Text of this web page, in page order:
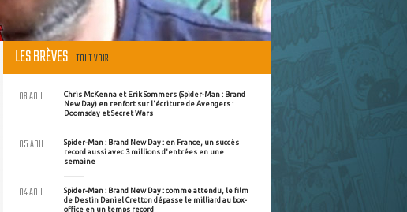
LES BRÈVES TOUT VOIR
Chris McKenna et Erik Sommers (Spider-Man : Brand
New Day) en renfort sur l'écriture de Avengers :
Doomsday et Secret Wars
06 AOU
Spider-Man : Brand New Day : en France, un succès
record aussi avec 3 millions d'entrées en une
semaine
05 AOU
Spider-Man : Brand New Day : comme attendu, le film
de Destin Daniel Cretton dépasse le milliard au box-
office en un temps record
04 AOU